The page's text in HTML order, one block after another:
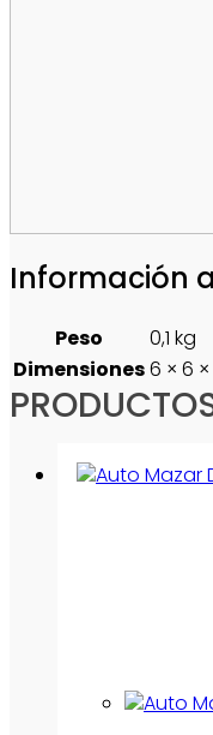
Información
Peso
0,1 kg
Dimensiones6 × 6